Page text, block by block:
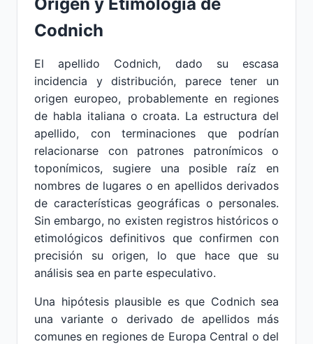
Codnich
El apellido Codnich, dado su escasa
incidencia y distribución, parece tener un
origen europeo, probablemente en regiones
de habla italiana o croata. La estructura del
apellido, con terminaciones que podrían
relacionarse con patrones patronímicos o
toponímicos, sugiere una posible raíz en
nombres de lugares o en apellidos derivados
de características geográficas o personales.
Sin embargo, no existen registros históricos o
etimológicos definitivos que confirmen con
precisión su origen, lo que hace que su
análisis sea en parte especulativo.
Una hipótesis plausible es que Codnich sea
una variante o derivado de apellidos más
comunes en regiones de Europa Central o del